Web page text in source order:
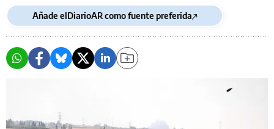
Añade elDiarioAR como fuente preferida